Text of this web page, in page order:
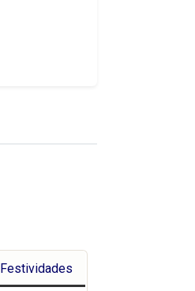
Festividades